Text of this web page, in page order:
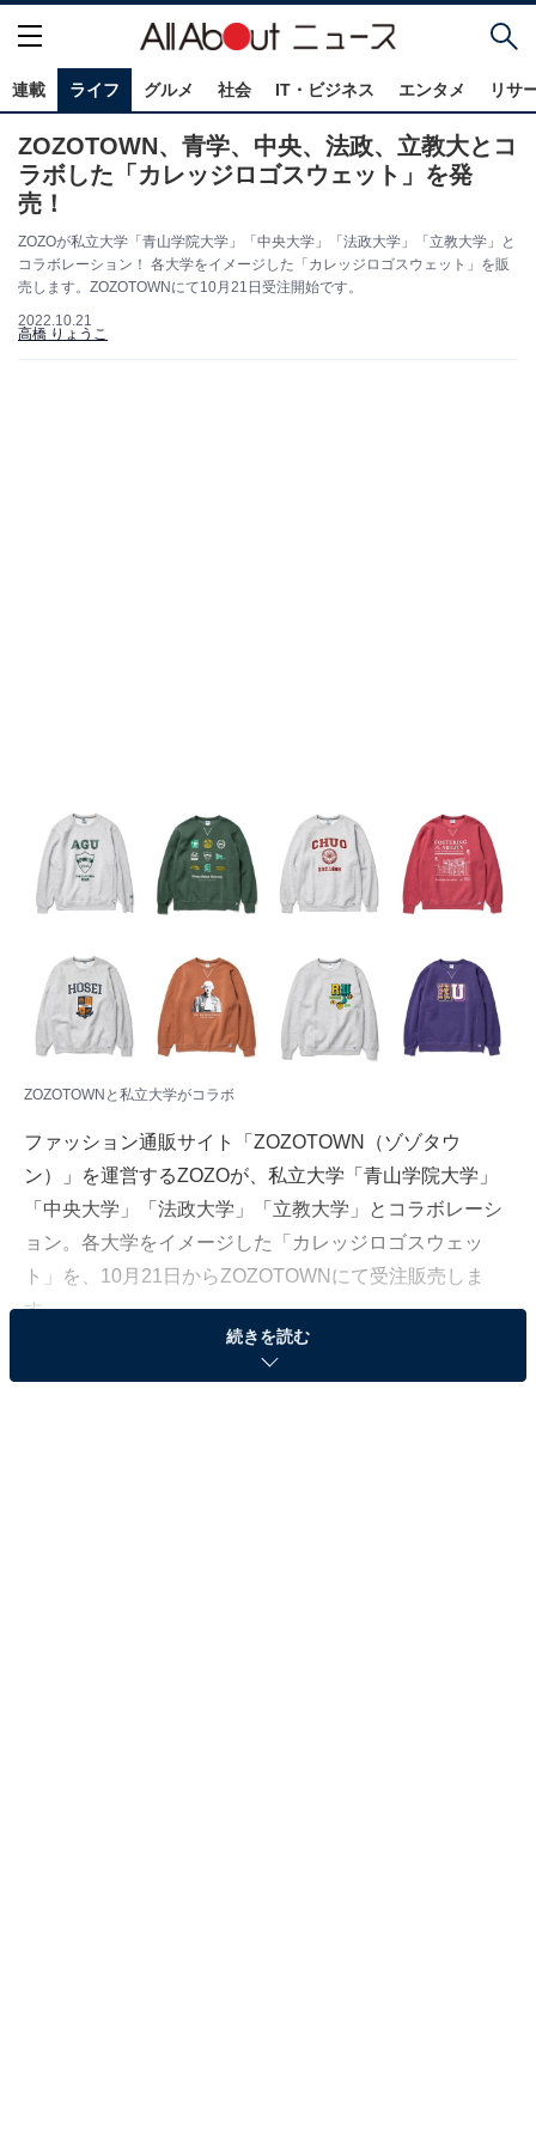
連載 ライフ グルメ 社会 IT・ビジネス エンタメ リサ
ZOZOTOWN、青学、中央、法政、立教大とコ
ラボした「カレッジロゴスウェット」を発
売！
ZOZOが私立大学「青山学院大学」「中央大学」「法政大学」「立教大学」と
コラボレーション！ 各大学をイメージした「カレッジロゴスウェット」を販
売します。ZOZOTOWNにて10月21日受注開始です。
2022.10.21
高橋 りょうこ
ZOZOTOWNと私立大学がコラボ
ファッション通販サイト「ZOZOTOWN（ゾゾタウ
ン）」を運営するZOZOが、私立大学「青山学院大学」
「中央大学」「法政大学」「立教大学」とコラボレーシ
ョン。各大学をイメージした「カレッジロゴスウェッ
ト」を、10月21日からZOZOTOWNにて受注販売しま
す。
続きを読む